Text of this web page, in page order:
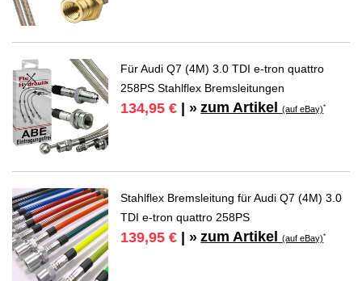
Für Audi Q7 (4M) 3.0 TDI e-tron quattro
258PS Stahlflex Bremsleitungen
134,95 € | » zum Artikel(auf eBay)*
Stahlflex Bremsleitung für Audi Q7 (4M) 3.0
TDI e-tron quattro 258PS
139,95 € | » zum Artikel(auf eBay)*